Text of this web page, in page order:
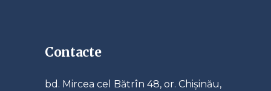
Contacte
bd. Mircea cel Bătrîn 48, or. Chișinău,